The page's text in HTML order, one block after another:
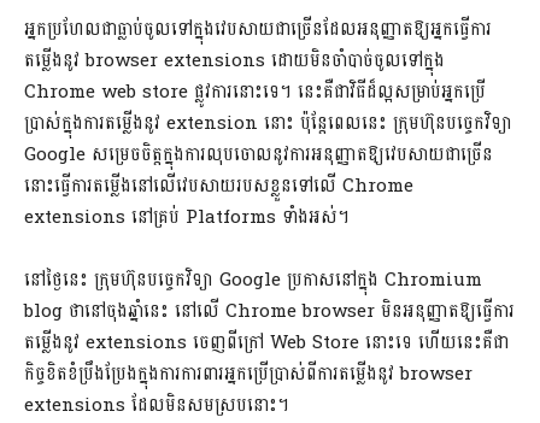
អ្នកប្រហែលជាធ្លាប់ចូលទៅក្នុងវេបសាយជាច្រើនដែលអនុញ្ញាតឱ្យអ្នកធ្វើការ
តម្លើងនូវ browser extensions ដោយមិនចាំបាច់ចូលទៅក្នុង
Chrome web store ផ្លូវការនោះទេ។ នេះគឺជាវិធីដ៏ល្អសម្រាប់អ្នកប្រើ
ប្រាស់ក្នុងការតម្លើងនូវ extension នោះ ប៉ុន្តែពេលនេះ ក្រុមហ៊ុនបច្ចេកវិទ្យា
Google សម្រេចចិត្តក្នុងការលុបចោលនូវការអនុញ្ញាតឱ្យវេបសាយជាច្រើន
នោះធ្វើការតម្លើងនៅលើវេបសាយរបសខ្លួនទៅលើ Chrome
extensions នៅគ្រប់ Platforms ទាំងអស់។
នៅថ្ងៃនេះ ក្រុមហ៊ុនបច្ចេកវិទ្យា Google ប្រកាសនៅក្នុង Chromium
blog ថានៅចុងឆ្នាំនេះ នៅលើ Chrome browser មិនអនុញ្ញាតឱ្យធ្វើការ
តម្លើងនូវ extensions ចេញពីក្រៅ Web Store នោះទេ ហើយនេះគឺជា
កិច្ចខិតខំប្រឹងប្រែងក្នុងការការពារអ្នកប្រើប្រាស់ពីការតម្លើងនូវ browser
extensions ដែលមិនសមស្របនោះ។